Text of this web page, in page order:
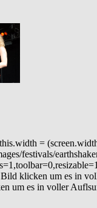
=
festivals/
klicken um es in
um es in voller